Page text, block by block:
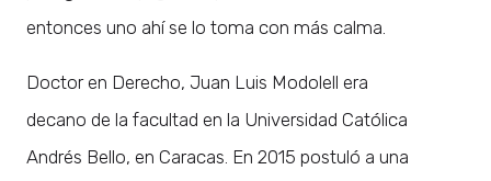
entonces uno ahí se lo toma con más calma.
Doctor en Derecho, Juan Luis Modolell era
decano de la facultad en la Universidad Católica
Andrés Bello, en Caracas. En 2015 postuló a una